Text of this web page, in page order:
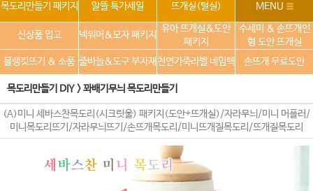
목도리만들기 패키지 알뜰 특가세일 뜨개실(털실) MENU
신상품 입고 넥워머&모자 패키지
유아 뜨개실&도안
패키지
수세미 & 손뜨개인
형 도안 뜨개실
블랭킷뜨기 & 소품 줄바늘&도구 부자재 천연가죽라벨 네임텍 손뜨개 무료도안
목도리만들기 DIY >꽈배기무늬 목도리만들기
(A)미니 세바스찬목도리(시크릿울) 패키지(도안+뜨개실)/자라무늬/미니 머플러/
미니목도리뜨기/자라무늬뜨기/손뜨개목도리/미니뜨개질목도리/뜨개질목도리